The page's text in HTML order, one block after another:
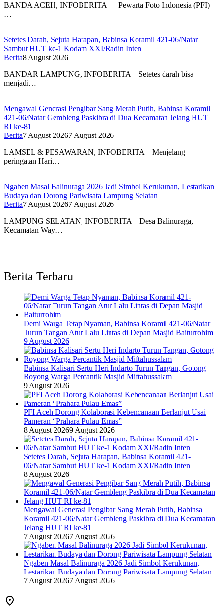
BANDA ACEH, INFOBERITA — Pewarta Foto Indonesia (PFI)
…
Setetes Darah, Sejuta Harapan, Babinsa Koramil 421-06/Natar
Sambut HUT ke-1 Kodam XXI/Radin Inten
Berita8 August 2026
BANDAR LAMPUNG, INFOBERITA – Setetes darah bisa
menjadi…
Mengawal Generasi Pengibar Sang Merah Putih, Babinsa Koramil
421-06/Natar Gembleng Paskibra di Dua Kecamatan Jelang HUT
RI ke-81
Berita7 August 20267 August 2026
LAMSEL & PESAWARAN, INFOBERITA – Menjelang
peringatan Hari…
Ngaben Masal Balinuraga 2026 Jadi Simbol Kerukunan, Lestarikan
Budaya dan Dorong Pariwisata Lampung Selatan
Berita7 August 20267 August 2026
LAMPUNG SELATAN, INFOBERITA – Desa Balinuraga,
Kecamatan Way…
Berita Terbaru
Demi Warga Tetap Nyaman, Babinsa Koramil 421-06/Natar
Turun Tangan Atur Lalu Lintas di Depan Masjid Baiturrohim
9 August 2026
Babinsa Kalisari Sertu Heri Indarto Turun Tangan, Gotong
Royong Warga Percantik Masjid Miftahussalam
9 August 2026
PFI Aceh Dorong Kolaborasi Kebencanaan Berlanjut Usai
Pameran “Prahara Pulau Emas”
8 August 20269 August 2026
Setetes Darah, Sejuta Harapan, Babinsa Koramil 421-
06/Natar Sambut HUT ke-1 Kodam XXI/Radin Inten
8 August 2026
Mengawal Generasi Pengibar Sang Merah Putih, Babinsa
Koramil 421-06/Natar Gembleng Paskibra di Dua Kecamatan
Jelang HUT RI ke-81
7 August 20267 August 2026
Ngaben Masal Balinuraga 2026 Jadi Simbol Kerukunan,
Lestarikan Budaya dan Dorong Pariwisata Lampung Selatan
7 August 20267 August 2026